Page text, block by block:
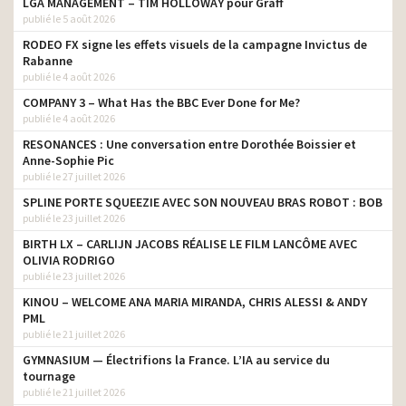
publié le 5 août 2026
RODEO FX signe les effets visuels de la campagne Invictus de
Rabanne
publié le 4 août 2026
COMPANY 3 – What Has the BBC Ever Done for Me?
publié le 4 août 2026
RESONANCES : Une conversation entre Dorothée Boissier et
Anne-Sophie Pic
publié le 27 juillet 2026
SPLINE PORTE SQUEEZIE AVEC SON NOUVEAU BRAS ROBOT : BOB
publié le 23 juillet 2026
BIRTH LX – CARLIJN JACOBS RÉALISE LE FILM LANCÔME AVEC
OLIVIA RODRIGO
publié le 23 juillet 2026
KINOU – WELCOME ANA MARIA MIRANDA, CHRIS ALESSI & ANDY
PML
publié le 21 juillet 2026
GYMNASIUM — Électrifions la France. L’IA au service du
tournage
publié le 21 juillet 2026